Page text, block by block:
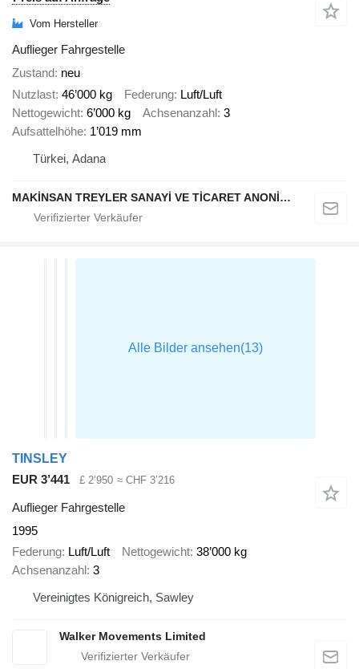
Vom Hersteller
Auflieger Fahrgestelle
Zustand
neu
Nutzlast 46’000 kg Federung Luft/Luft
Nettogewicht 6’000 kg Achsenanzahl 3
Aufsattelhöhe 1’019 mm
Türkei, Adana
MAKİNSAN TREYLER SANAYİ VE TİCARET ANONİM ŞİRKETİ
TINSLEY
EUR 3’441
£ 2’950 ≈ CHF 3’216
Auflieger Fahrgestelle
1995
Federung Luft/Luft Nettogewicht 38’000 kg
Achsenanzahl 3
Vereinigtes Königreich, Sawley
Walker Movements Limited